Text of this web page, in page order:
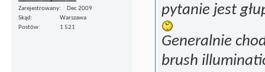
Zarejestrowany
Dec 2009
Skąd
Warszawa
Postów
1 521
pytanie jest
Generalnie
brush